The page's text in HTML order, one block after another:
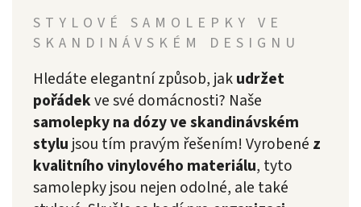
STYLOVÉ SAMOLEPKY VE
SKANDINÁVSKÉM DESIGNU
Hledáte elegantní způsob, jakudržet
pořádekve své domácnosti? Naše
samolepky na dózy ve skandinávském
stylu jsou tím pravým řešením! Vyrobené z
kvalitního vinylového materiálu, tyto
samolepky jsou nejen odolné, ale také